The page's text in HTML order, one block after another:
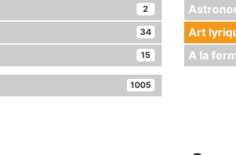
2
34 Art
15 A la
1005